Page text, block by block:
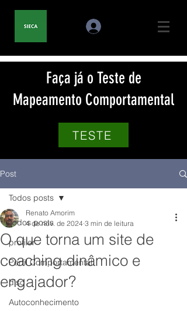
Faça já o Teste de
Mapeamento Comportamental
TESTE
Post
Todos posts
profiler
Perfil Comportamental
disc
Autoconhecimento
Todos posts
O que torna um site de
coaching dinâmico e
engajador?
Renato Amorim
4 de nov. de 2024 3 min de leitura